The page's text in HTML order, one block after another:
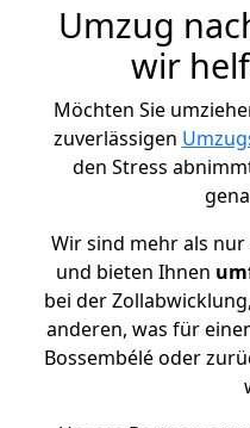
Umzug
wir
Möchten Sie
zuverlässigen
den Stress
Wir sind mehr als
und bieten Ihnen
bei der
anderen, was für
Bossembélé oder